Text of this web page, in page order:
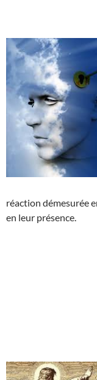
réaction démesurée
en leur présence.